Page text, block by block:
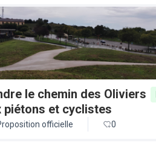
le chemin des Oliviers
piétons et cyclistes
officielle 0